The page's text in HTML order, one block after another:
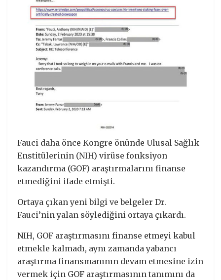
Fauci daha önce Kongre önünde Ulusal Sağlık
Enstitülerinin (NIH) virüse fonksiyon
kazandırma (GOF) araştırmalarını finanse
etmediğini ifade etmişti.
Ortaya çıkan yeni bilgi ve belgeler Dr.
Fauci’nin yalan söylediğini ortaya çıkardı.
NIH, GOF araştırmasını finanse etmeyi kabul
etmekle kalmadı, aynı zamanda yabancı
araştırma finansmanının devam etmesine izin
vermek için GOF araştırmasının tanımını da